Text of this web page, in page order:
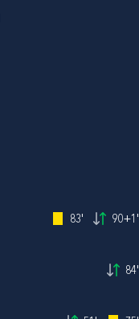
83' 90+1'
84'